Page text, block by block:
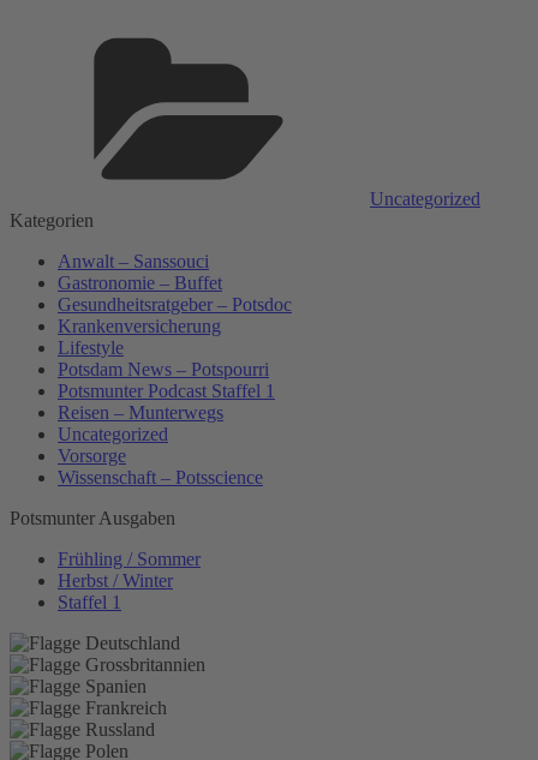
Uncategorized
Kategorien
Anwalt – Sanssouci
Gastronomie – Buffet
Gesundheitsratgeber – Potsdoc
Krankenversicherung
Lifestyle
Potsdam News – Potspourri
Potsmunter Podcast Staffel 1
Reisen – Munterwegs
Uncategorized
Vorsorge
Wissenschaft – Potsscience
Potsmunter Ausgaben
Frühling / Sommer
Herbst / Winter
Staffel 1